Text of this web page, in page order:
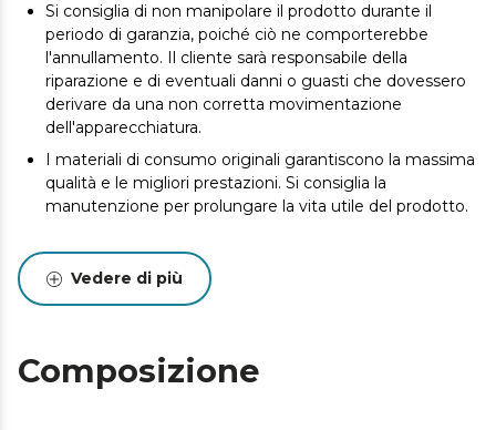
Si consiglia di non manipolare il prodotto durante il
periodo di garanzia, poiché ciò ne comporterebbe
l'annullamento. Il cliente sarà responsabile della
riparazione e di eventuali danni o guasti che dovessero
derivare da una non corretta movimentazione
dell'apparecchiatura.
I materiali di consumo originali garantiscono la massima
qualità e le migliori prestazioni. Si consiglia la
manutenzione per prolungare la vita utile del prodotto.
Vedere di più
Composizione